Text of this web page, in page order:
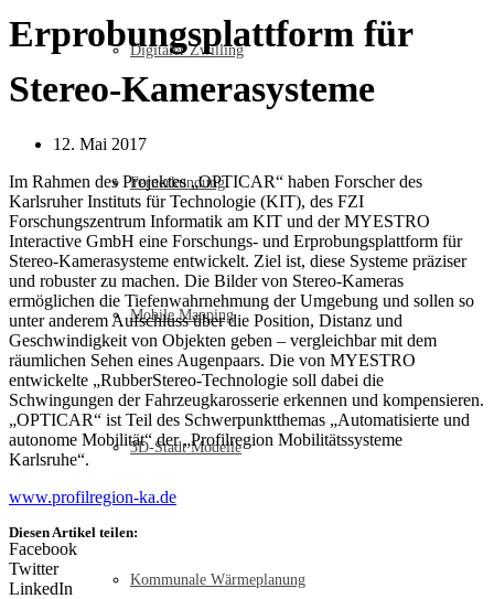
Digitaler Zwilling
Fernerkundung
Mobile Mapping
3D-Stadt Modelle
Kommunale Wärmeplanung
Erprobungsplattform für
Stereo-Kamerasysteme
12. Mai 2017
Im Rahmen des Projektes „OPTICAR“ haben Forscher des
Karlsruher Instituts für Technologie (KIT), des FZI
Forschungszentrum Informatik am KIT und der MYESTRO
Interactive GmbH eine Forschungs- und Erprobungsplattform für
Stereo-Kamerasysteme entwickelt. Ziel ist, diese Systeme präziser
und robuster zu machen. Die Bilder von Stereo-Kameras
ermöglichen die Tiefenwahrnehmung der Umgebung und sollen so
unter anderem Aufschluss über die Position, Distanz und
Geschwindigkeit von Objekten geben – vergleichbar mit dem
räumlichen Sehen eines Augenpaars. Die von MYESTRO
entwickelte „RubberStereo-Technologie soll dabei die
Schwingungen der Fahrzeugkarosserie erkennen und kompensieren.
„OPTICAR“ ist Teil des Schwerpunktthemas „Automatisierte und
autonome Mobilität“ der „Profilregion Mobilitätssysteme
Karlsruhe“.
www.profilregion-ka.de
Diesen Artikel teilen:
Facebook
Twitter
LinkedIn